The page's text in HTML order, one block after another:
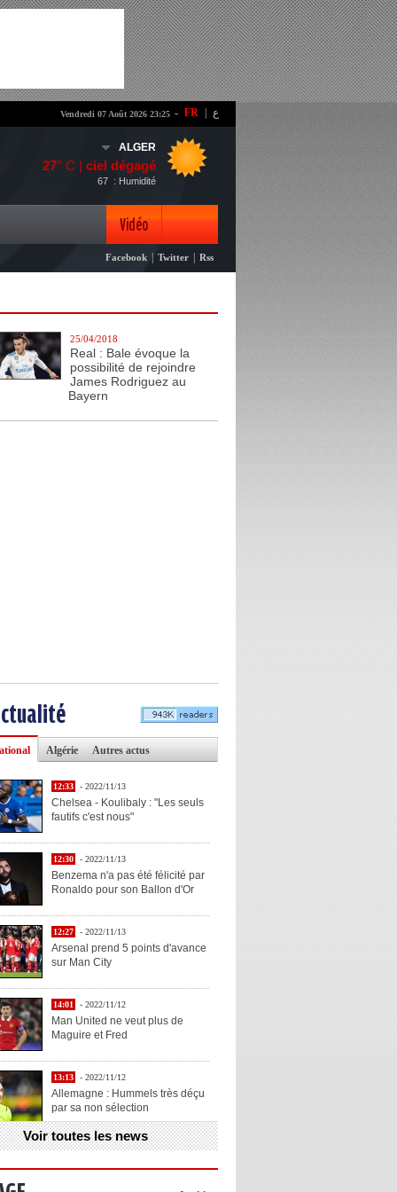
- FR ع Vendredi 07 Août 2026 23:25
ALGER
27° C | ciel dégagé
: Humidité
67
Vidéo
Photo
Facebook Twitter Rss
25/04/2018
Real : Bale évoque la
possibilité de rejoindre
James Rodriguez au
Bayern
Algérie Autres actus
12:33 - 2022/11/13
Chelsea - Koulibaly : "Les seuls
fautifs c'est nous"
12:30 - 2022/11/13
Benzema n'a pas été félicité par
Ronaldo pour son Ballon d'Or
12:27 - 2022/11/13
Arsenal prend 5 points d'avance
sur Man City
14:01 - 2022/11/12
Man United ne veut plus de
Maguire et Fred
13:13 - 2022/11/12
Allemagne : Hummels très déçu
par sa non sélection
13:11 - 2022/11/12
Henry explique la chose qu'il
Voir toutes les news